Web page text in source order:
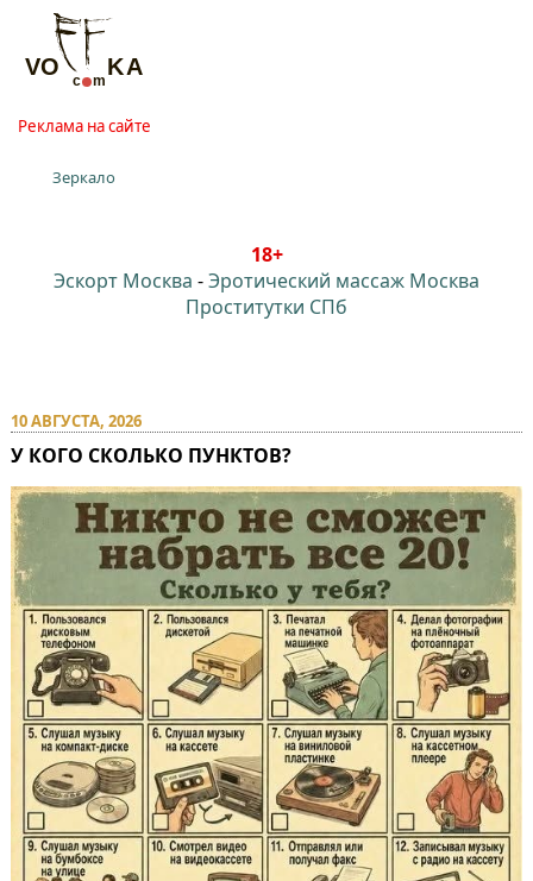
Реклама на сайте
Зеркало
18+
Эскорт Москва -Эротический массаж Москва
Проститутки СПб
10 АВГУСТА, 2026
У КОГО СКОЛЬКО ПУНКТОВ?